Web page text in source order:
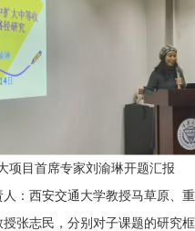
项目首席专家刘渝琳开题汇报
人：西安交通大学教授马草原、
授张志民 ，分别对子课题的研究